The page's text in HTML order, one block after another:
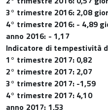
3° trimestre 2016: 2,08
4° trimestre 2016: - 4,89
anno 2016: - 1,17
Indicatore di tempestività
1° trimestre 2017: 0,82
2° trimestre 2017: 2,07
3° trimestre 2017: -1,59
4° trimestre 2017: 4,10
anno 2017: 1,53